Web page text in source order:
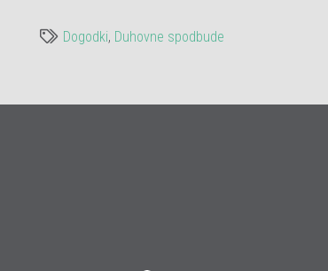
Dogodki, Duhovne spodbude